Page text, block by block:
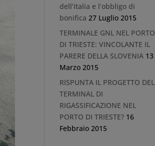
dell’Italia e l’obbligo di
bonifica 27 Luglio 2015
TERMINALE GNL NEL PORTO
DI TRIESTE: VINCOLANTE IL
PARERE DELLA SLOVENIA 13
Marzo 2015
RISPUNTA IL PROGETTO DEL
TERMINAL DI
RIGASSIFICAZIONE NEL
PORTO DI TRIESTE? 16
Febbraio 2015